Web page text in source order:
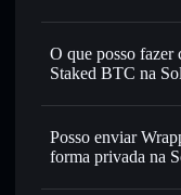
Wrapped
O que posso fazer
Staked BTC na
Wrapped
Trocar
Posso enviar
forma privada na